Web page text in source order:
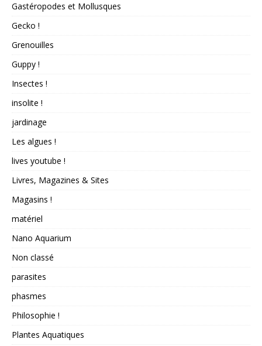
Gastéropodes et Mollusques
Gecko !
Grenouilles
Guppy !
Insectes !
insolite !
jardinage
Les algues !
lives youtube !
Livres, Magazines & Sites
Magasins !
matériel
Nano Aquarium
Non classé
parasites
phasmes
Philosophie !
Plantes Aquatiques